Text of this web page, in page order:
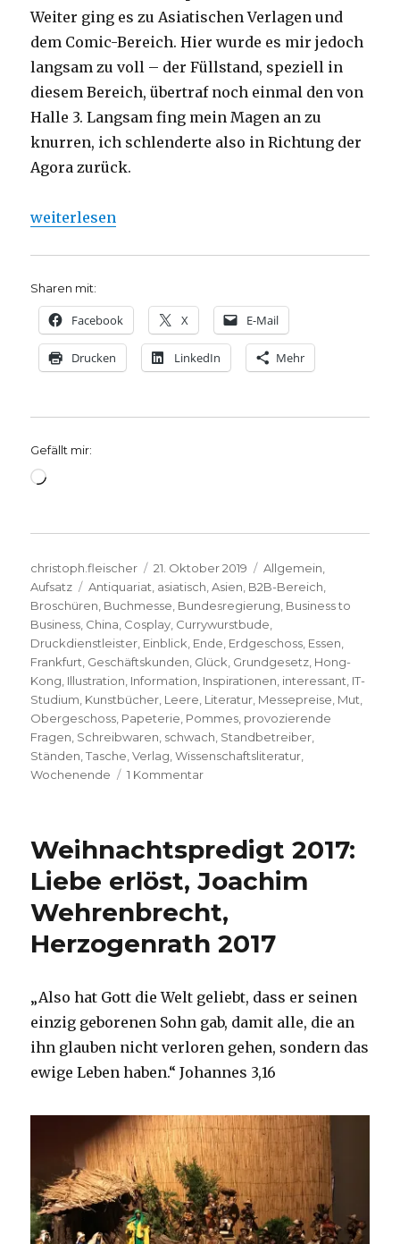
Weiter ging es zu Asiatischen Verlagen und
dem Comic-Bereich. Hier wurde es mir jedoch
langsam zu voll – der Füllstand, speziell in
diesem Bereich, übertraf noch einmal den von
Halle 3. Langsam fing mein Magen an zu
knurren, ich schlenderte also in Richtung der
Agora zurück.
„Frankfurter Buchmesse 2019, Niklas Fleischer,
weiterlesen
Sharen mit:
Facebook X E-Mail
Drucken LinkedIn Mehr
Gefällt mir:
Wird
Autor
christoph.fleischer
Veröffentlicht
am
21. Oktober 2019 Kategorien
Allgemein,
Aufsatz
Schlagwörter
Antiquariat, asiatisch,Asien, B2B-Bereich,
Broschüren, Buchmesse, Bundesregierung, Business to
Business, China, Cosplay, Currywurstbude,
Druckdienstleister, Einblick, Ende, Erdgeschoss, Essen,
Frankfurt, Geschäftskunden, Glück, Grundgesetz, Hong-
Kong, Illustration, Information, Inspirationen, interessant, IT-
Studium, Kunstbücher, Leere, Literatur, Messepreise, Mut,
Obergeschoss, Papeterie, Pommes, provozierende
Fragen, Schreibwaren, schwach, Standbetreiber,
Ständen,Tasche,Verlag,Wissenschaftsliteratur,
Wochenende
1 Kommentarzu
Niklas
Dortmund
2019
Weihnachtspredigt 2017:
Liebe erlöst, Joachim
Wehrenbrecht,
Herzogenrath 2017
„Also hat Gott die Welt geliebt, dass er seinen
einzig geborenen Sohn gab, damit alle, die an
ihn glauben nicht verloren gehen, sondern das
ewige Leben haben.“ Johannes 3,16